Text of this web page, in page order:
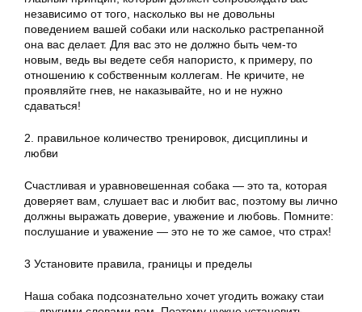
независимо от того, насколько вы не довольны
поведением вашей собаки или насколько растрепанной
она вас делает. Для вас это не должно быть чем-то
новым, ведь вы ведете себя напористо, к примеру, по
отношению к собственным коллегам. Не кричите, не
проявляйте гнев, не наказывайте, но и не нужно
сдаваться!
2. правильное количество тренировок, дисциплины и
любви
Счастливая и уравновешенная собака — это та, которая
доверяет вам, слушает вас и любит вас, поэтому вы лично
должны выражать доверие, уважение и любовь. Помните:
послушание и уважение — это не то же самое, что страх!
3 Установите правила, границы и пределы
Наша собака подсознательно хочет угодить вожаку стаи